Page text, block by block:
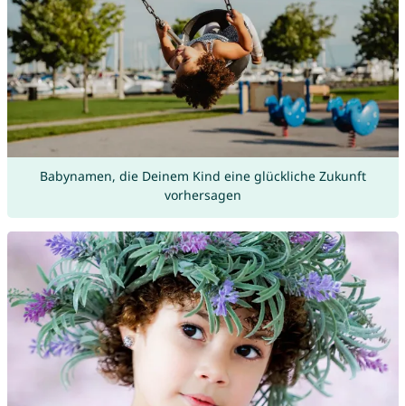
Babynamen, die Deinem Kind eine glückliche Zukunft
vorhersagen